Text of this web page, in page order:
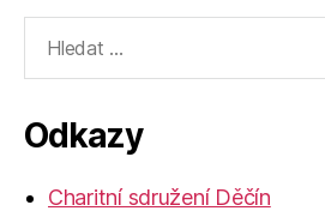
vyhledávání:
Odkazy
Charitní sdružení Děčín